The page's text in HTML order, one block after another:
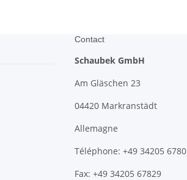
Contact
Schaubek GmbH
Am Gläschen 23
04420 Markranstädt
Allemagne
Téléphone: +49 34205 6780
Fax: +49 34205 67829